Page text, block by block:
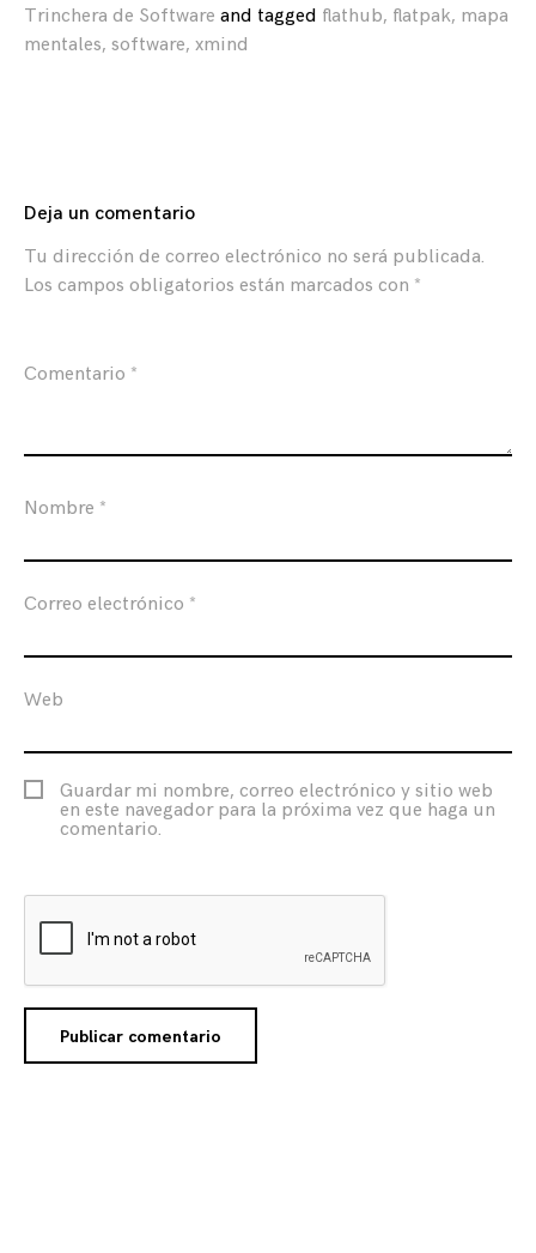
Trinchera de Software and tagged flathub, flatpak, mapa
mentales, software, xmind
Deja un comentario
Tu dirección de correo electrónico no será publicada.
Los campos obligatorios están marcados con *
Comentario *
Nombre *
Correo electrónico *
Web
Guardar mi nombre, correo electrónico y sitio web
en este navegador para la próxima vez que haga un
comentario.